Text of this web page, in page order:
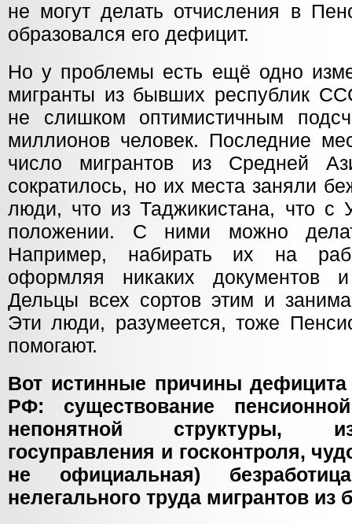
не могут делать отчисления в
образовался его дефицит.
Но у проблемы есть ещё одно
мигранты из бывших республик
не слишком оптимистичным
миллионов человек. Последние
число мигрантов из Средней
сократилось, но их места заняли
люди, что из Таджикистана, что с
положении. С ними можно
Например, набирать их на
оформляя никаких документов
Дельцы всех сортов этим и
Эти люди, разумеется, тоже
помогают.
Вот истинные причины
РФ: существование
непонятной структуры,
госуправления и госконтроля,
не официальная)
нелегального труда мигрантов из